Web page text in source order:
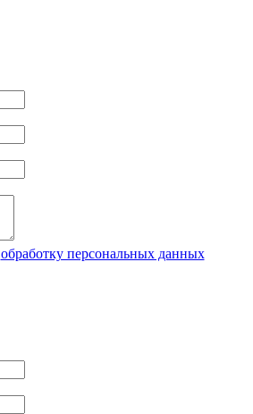
обработку персональных данных